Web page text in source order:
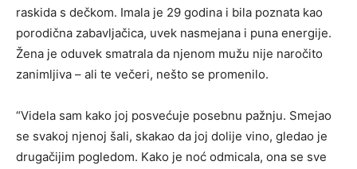
raskida s dečkom. Imala je 29 godina i bila poznata kao
porodična zabavljačica, uvek nasmejana i puna energije.
Žena je oduvek smatrala da njenom mužu nije naročito
zanimljiva – ali te večeri, nešto se promenilo.
“Videla sam kako joj posvećuje posebnu pažnju. Smejao
se svakoj njenoj šali, skakao da joj dolije vino, gledao je
drugačijim pogledom. Kako je noć odmicala, ona se sve